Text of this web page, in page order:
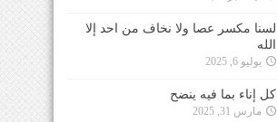
لسنا مكسر عصا ولا نخاف من احد إلا
الله
يوليو 6, 2025
كل إناء بما فيه ينضح
مارس 31, 2025